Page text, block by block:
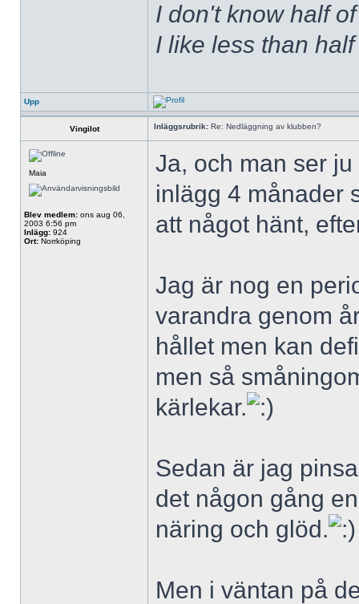
I don't know half
I like less than
Upp
Vingilot Inläggsrubrik: Re: Nedläggning av klubben?
Maia
Blev medlem: ons aug 06,
2003 6:56 pm
Inlägg: 924
Ort: Norrköping
Ja, och man ser
inlägg 4 månader
att något hänt,
Jag är nog en
varandra genom
hållet men kan
men så
kärlekar.
Sedan är jag
det någon gång
näring och glöd.
Men i väntan på